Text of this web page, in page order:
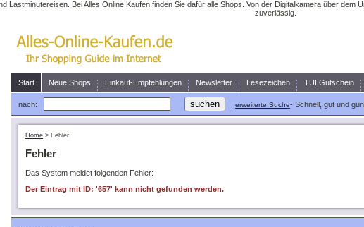
Lastminutereisen. Bei Alles Online Kaufen finden Sie dafür alle Shops. Von der Digitalkamera über
zuverlässig.
Start Neue Shops Einkauf-Empfehlungen Newsletter Lesezeichen TUI Gutschein
nach: erweiterte Suche- Schnell, gut und
Home > Fehler
Fehler
Das System meldet folgenden Fehler:
Der Eintrag mit ID: '657' kann nicht gefunden werden.